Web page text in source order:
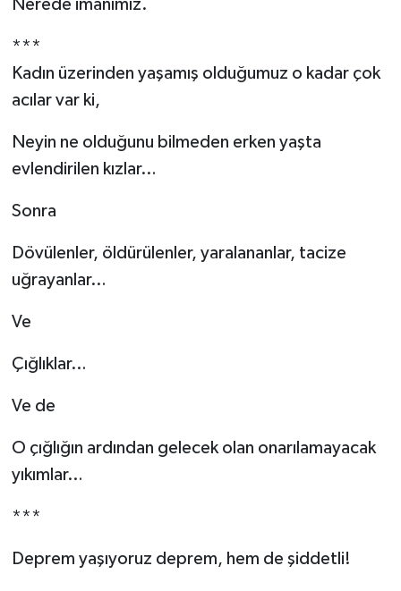
Nerede imanımız.
***
Kadın üzerinden yaşamış olduğumuz o kadar çok
acılar var ki,
Neyin ne olduğunu bilmeden erken yaşta
evlendirilen kızlar…
Sonra
Dövülenler, öldürülenler, yaralananlar, tacize
uğrayanlar…
Ve
Çığlıklar…
Ve de
O çığlığın ardından gelecek olan onarılamayacak
yıkımlar…
***
Deprem yaşıyoruz deprem, hem de şiddetli!